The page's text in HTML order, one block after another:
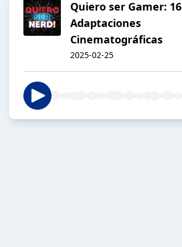
Quiero ser Gamer: 16
Adaptaciones
Cinematográficas
2025-02-25